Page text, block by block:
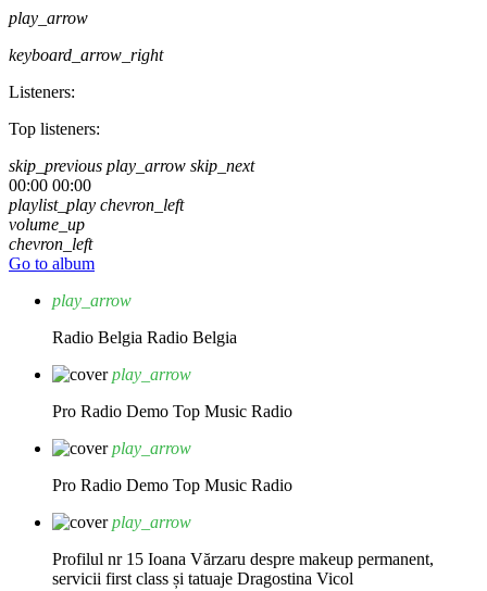
play_arrow
keyboard_arrow_right
Listeners:
Top listeners:
skip_previous play_arrow skip_next
00:00 00:00
playlist_play chevron_left
volume_up
chevron_left
Go to album
play_arrow
Radio Belgia Radio Belgia
play_arrow
Pro Radio Demo Top Music Radio
play_arrow
Pro Radio Demo Top Music Radio
play_arrow
Profilul nr 15 Ioana Vărzaru despre makeup permanent,
servicii first class și tatuaje Dragostina Vicol